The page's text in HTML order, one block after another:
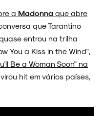
a Madonna que abre
que Tarantino
entrou na trilha
You a Kiss in the Wind",
Be a Woman Soon" na
hit em vários países,